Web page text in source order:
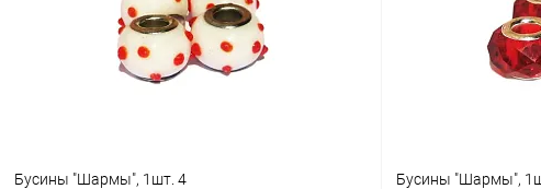
Бусины "Шармы", 1шт. 4 Бусины "Шармы",